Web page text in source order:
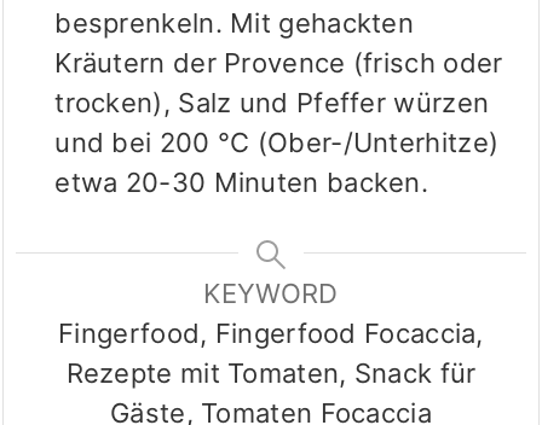
besprenkeln. Mit gehackten
Kräutern der Provence (frisch oder
trocken), Salz und Pfeffer würzen
und bei 200 °C (Ober-/Unterhitze)
etwa 20-30 Minuten backen.
KEYWORD
Fingerfood, Fingerfood Focaccia,
Rezepte mit Tomaten, Snack für
Gäste, Tomaten Focaccia